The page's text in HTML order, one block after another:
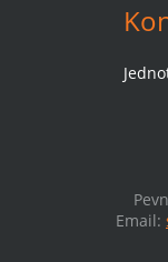
Email: